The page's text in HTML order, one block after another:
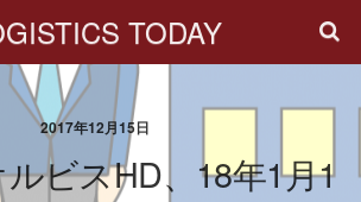
TODAY
2017年12月15日
ビスHD、18年1月1